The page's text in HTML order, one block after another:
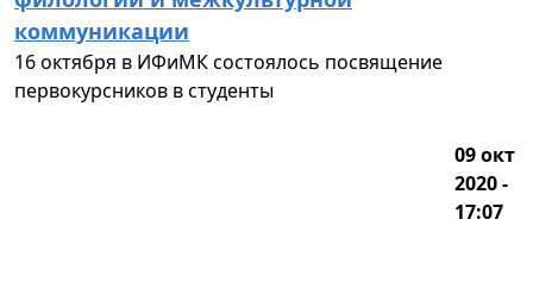
коммуникации
16 октября в ИФиМК состоялось посвящение
первокурсников в студенты
09 окт
2020 -
17:07